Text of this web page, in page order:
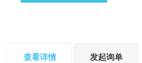
查看详情 发起询单